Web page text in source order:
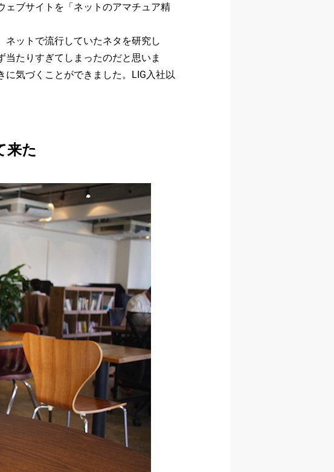
ェブサイトを「ネットのアマチュア精
ネットで流行していたネタを研究し
たりすぎてしまったのだと思いま
気づくことができました。LIG入社以
来た